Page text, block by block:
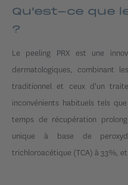
Qu'est-ce que
?
Le peeling PRX est une
dermatologiques, combinant
traditionnel et ceux d'un
inconvénients habituels tels
temps de récupération
unique à base de
trichloroacétique (TCA) à 33%,